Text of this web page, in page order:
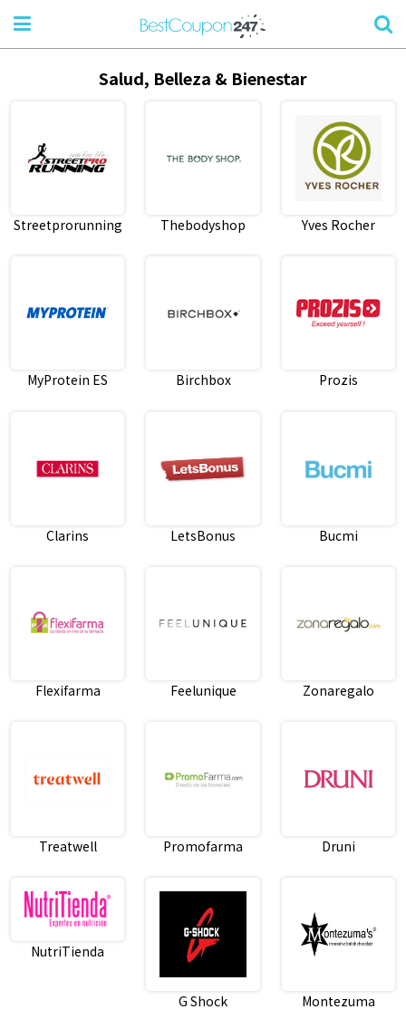
Salud, Belleza & Bienestar
Streetprorunning Thebodyshop Yves Rocher
MyProtein ES Birchbox Prozis
Clarins LetsBonus Bucmi
Flexifarma Feelunique Zonaregalo
Treatwell Promofarma Druni
NutriTienda
G Shock Montezuma